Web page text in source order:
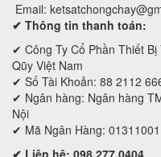
Email:
✔ Thông tin thanh toán:
✔ Công Ty Cổ Phần Thiết
Qũy Việt Nam
✔ Số Tài Khoản: 88 2112
✔ Ngân hàng: Ngân hàng
Nội
✔ Mã Ngân Hàng: 01311001